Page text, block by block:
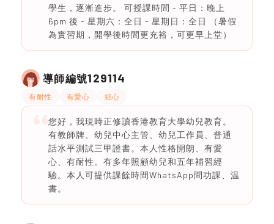
學生，逐漸進步。 可授課時間 - 平日：晚上
6pm 後 - 星期六：全日 - 星期日：全日 （暑假
為實習期，開學後時間更充裕，可更早上堂）
導師編號129114
有耐性 有愛心 細心
您好，我現時正修讀香港教育大學幼兒教育。
有教師牌、幼兒中心主管、幼兒工作員、普通
話水平測試三甲證書。本人性格開朗、有愛
心、有耐性。有多年照顧幼兒和五年補習經
驗。本人可提供課餘時間WhatsApp問功課、温
書。